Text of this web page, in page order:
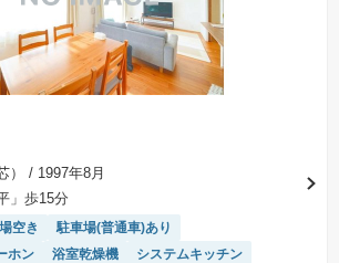
）
/ 1997年8月
」歩15分
空き
駐車場(普通車)あり
ホン
浴室乾燥機
システムキッチン